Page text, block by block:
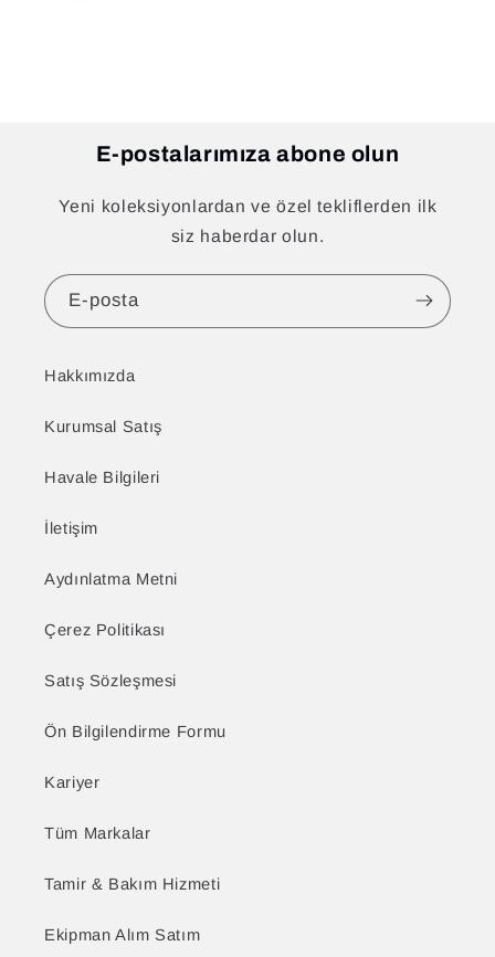
E-postalarımıza abone olun
Yeni koleksiyonlardan ve özel tekliflerden ilk
siz haberdar olun.
E-posta
Hakkımızda
Kurumsal Satış
Havale Bilgileri
İletişim
Aydınlatma Metni
Çerez Politikası
Satış Sözleşmesi
Ön Bilgilendirme Formu
Kariyer
Tüm Markalar
Tamir & Bakım Hizmeti
Ekipman Alım Satım